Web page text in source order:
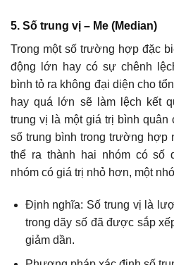
5. Số trung vị – Me (Median)
Trong một số trường hợp đặc
động lớn hay có sự chênh
bình tỏ ra không đại diện cho
hay quá lớn sẽ làm lệch kết
trung vị là một giá trị bình
số trung bình trong trường hợp
thể ra thành hai nhóm có số
nhóm có giá trị nhỏ hơn, một
Định nghĩa: Số trung vị là
trong dãy số đã được sắp
giảm dần.